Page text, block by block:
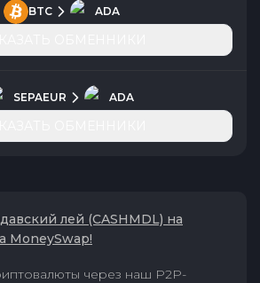
BTC ADA
SEPAEUR ADA
лей (CASHMDL) на
MoneySwap!
через наш P2P-